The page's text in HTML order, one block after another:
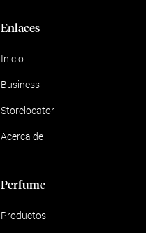
Enlaces
Inicio
Business
Storelocator
Acerca de
Perfume
Productos